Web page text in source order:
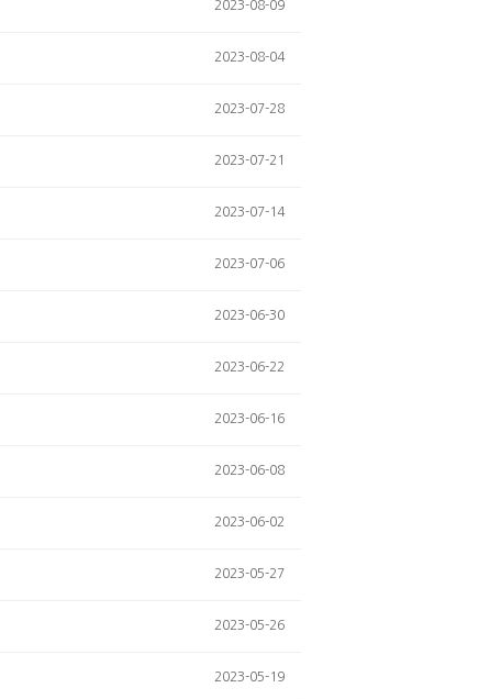
2023-08-09
2023-08-04
2023-07-28
2023-07-21
2023-07-14
2023-07-06
2023-06-30
2023-06-22
2023-06-16
2023-06-08
2023-06-02
2023-05-27
2023-05-26
2023-05-19